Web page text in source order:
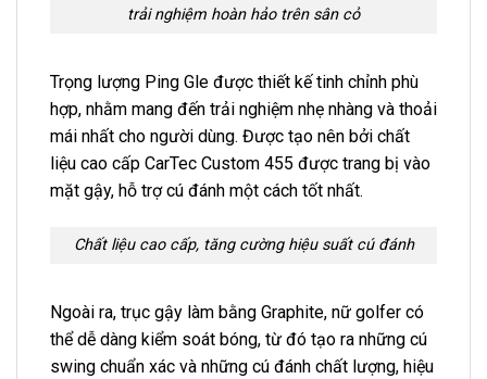
trải nghiệm hoàn hảo trên sân cỏ
Trọng lượng Ping Gle được thiết kế tinh chỉnh phù
hợp, nhằm mang đến trải nghiệm nhẹ nhàng và thoải
mái nhất cho người dùng. Được tạo nên bởi chất
liệu cao cấp CarTec Custom 455 được trang bị vào
mặt gậy, hỗ trợ cú đánh một cách tốt nhất.
Chất liệu cao cấp, tăng cường hiệu suất cú đánh
Ngoài ra, trục gậy làm bằng Graphite, nữ golfer có
thể dễ dàng kiểm soát bóng, từ đó tạo ra những cú
swing chuẩn xác và những cú đánh chất lượng, hiệu